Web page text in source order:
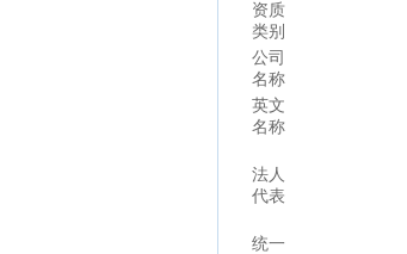
资质
类别
公司
名称
英文
名称
法人
代表
统一